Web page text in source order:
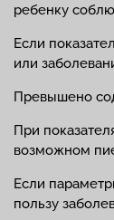
ребенку
Если
или
Превышено
При
возможном
Если
пользу